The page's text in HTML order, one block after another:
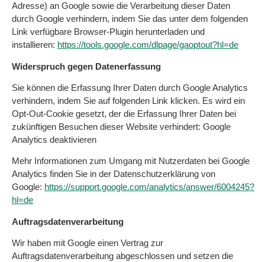
Adresse) an Google sowie die Verarbeitung dieser Daten
durch Google verhindern, indem Sie das unter dem folgenden
Link verfügbare Browser-Plugin herunterladen und
installieren: https://tools.google.com/dlpage/gaoptout?hl=de
Widerspruch gegen Datenerfassung
Sie können die Erfassung Ihrer Daten durch Google Analytics
verhindern, indem Sie auf folgenden Link klicken. Es wird ein
Opt-Out-Cookie gesetzt, der die Erfassung Ihrer Daten bei
zukünftigen Besuchen dieser Website verhindert: Google
Analytics deaktivieren
Mehr Informationen zum Umgang mit Nutzerdaten bei Google
Analytics finden Sie in der Datenschutzerklärung von
Google: https://support.google.com/analytics/answer/6004245?
hl=de
Auftragsdatenverarbeitung
Wir haben mit Google einen Vertrag zur
Auftragsdatenverarbeitung abgeschlossen und setzen die